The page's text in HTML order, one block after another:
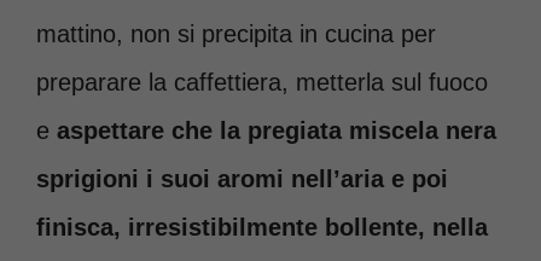
mattino, non si precipita in cucina per
preparare la caffettiera, metterla sul fuoco
e aspettare che la pregiata miscela nera
sprigioni i suoi aromi nell’aria e poi
finisca, irresistibilmente bollente, nella